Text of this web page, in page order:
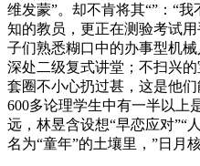
维发蒙”。却不肯将其“”：“
知的教员，更正在测验考试
子们熟悉糊口中的办事型机
深处二级复式讲堂；不扫兴
套圈不小心扔过甚，这是他
600多论理学生中有一半以上
远，林昱含设想“早恋应对”“
名为“童年”的土壤里，”日月